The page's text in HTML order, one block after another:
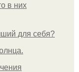
в них
для себя?